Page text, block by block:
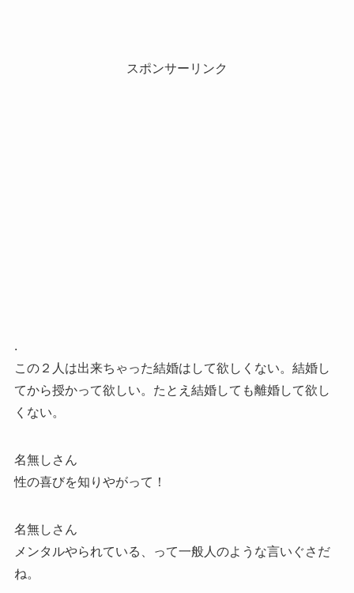
スポンサーリンク
.
この２人は出来ちゃった結婚はして欲しくない。結婚し
てから授かって欲しい。たとえ結婚しても離婚して欲し
くない。
名無しさん
性の喜びを知りやがって！
名無しさん
メンタルやられている、って一般人のような言いぐさだ
ね。